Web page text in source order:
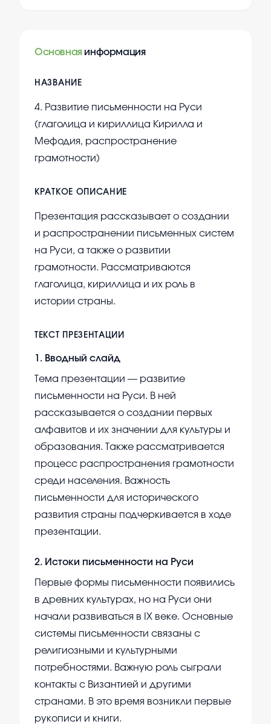
Основная информация
НАЗВАНИЕ
4. Развитие письменности на Руси
(глаголица и кириллица Кирилла и
Мефодия, распространение
грамотности)
КРАТКОЕ ОПИСАНИЕ
Презентация рассказывает о создании
и распространении письменных систем
на Руси, а также о развитии
грамотности. Рассматриваются
глаголица, кириллица и их роль в
истории страны.
ТЕКСТ ПРЕЗЕНТАЦИИ
1 . Вводный слайд
Тема презентации — развитие
письменности на Руси. В ней
рассказывается о создании первых
алфавитов и их значении для культуры и
образования. Также рассматривается
процесс распространения грамотности
среди населения. Важность
письменности для исторического
развития страны подчеркивается в ходе
презентации.
2. Истоки письменности на Руси
Первые формы письменности появились
в древних культурах, но на Руси они
начали развиваться в IX веке. Основные
системы письменности связаны с
религиозными и культурными
потребностями. Важную роль сыграли
контакты с Византией и другими
странами. В это время возникли первые
рукописи и книги.